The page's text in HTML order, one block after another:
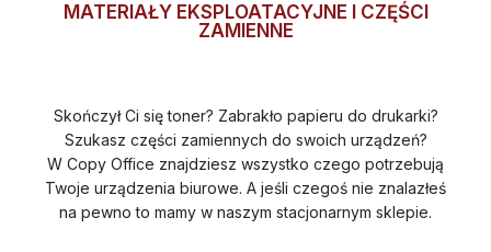
MATERIAŁY EKSPLOATACYJNE I CZĘŚCI
ZAMIENNE
Skończył Ci się toner? Zabrakło papieru do drukarki?
Szukasz części zamiennych do swoich urządzeń?
W Copy Office znajdziesz wszystko czego potrzebują
Twoje urządzenia biurowe. A jeśli czegoś nie znalazłeś
na pewno to mamy w naszym stacjonarnym sklepie.